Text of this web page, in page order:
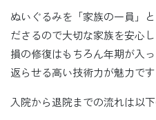
ぬいぐるみを「家族の一員」
ださるので大切な家族を安心
損の修復はもちろん年期が入
返らせる高い技術力が魅力です
入院から退院までの流れは以下